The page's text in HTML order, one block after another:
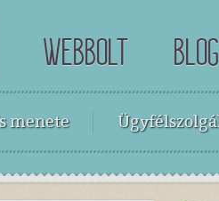
WEBBOLT BLOG
menete